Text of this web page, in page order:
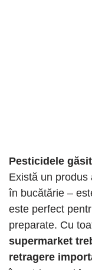
Pesticidele
Există un
în bucătărie –
este perfect
preparate. Cu
supermarket
retragere